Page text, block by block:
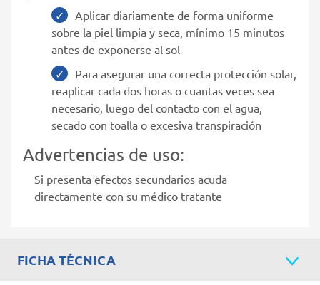
Aplicar diariamente de forma uniforme
sobre la piel limpia y seca, mínimo 15 minutos
antes de exponerse al sol
Para asegurar una correcta protección solar,
reaplicar cada dos horas o cuantas veces sea
necesario, luego del contacto con el agua,
secado con toalla o excesiva transpiración
Advertencias de uso:
Si presenta efectos secundarios acuda
directamente con su médico tratante
FICHA TÉCNICA